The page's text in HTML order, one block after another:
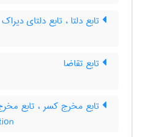
تابع دلتا ، تابع دلتای دیراک
تابع تقاضا
تابع مخرج کسر ، تابع